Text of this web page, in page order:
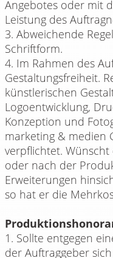
Angebotes oder mit
Leistung des
3. Abweichende
Schriftform.
4. Im Rahmen des
Gestaltungsfreiheit.
künstlerischen
Logoentwicklung,
Konzeption und
marketing & medien
verpflichtet.
oder nach der
Erweiterungen
so hat er die
1. Sollte entgegen
der Auftraggeber